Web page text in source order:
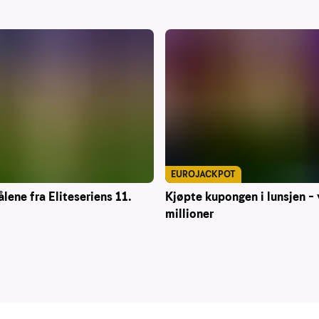
fra Eliteseriens 11.
Kjøpte kupongen i lunsjen –
millioner
EUROJACKPOT